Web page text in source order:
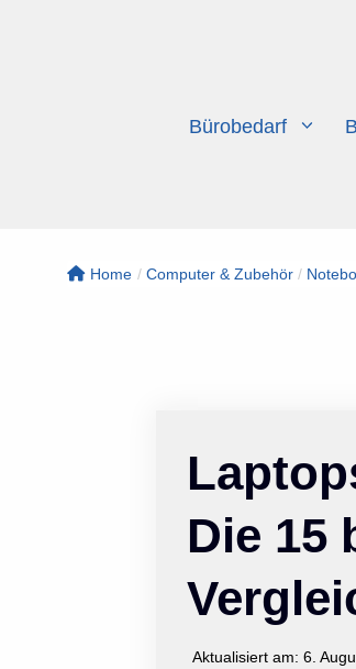
Bürobedarf
Home / Computer & Zubehör /
Die 15
Aktualisiert am:6.